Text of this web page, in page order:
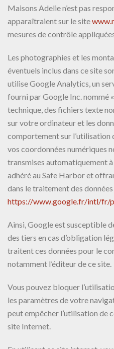
Maisons Adelie n’est pas
apparaîtraient sur le site
mesures de contrôle
Les photographies et les
éventuels inclus dans ce site
utilise Google Analytics, un
fourni par Google Inc. nommé
technique, des fichiers texte
sur votre ordinateur et les
comportement sur l’utilisation
vos coordonnées numériques
transmises automatiquement
adhéré au Safe Harbor et
dans le traitement des
https://www.google.fr/intl/fr/
Ainsi, Google est susceptible
des tiers en cas d’obligation
traitent ces données pour le
notamment l’éditeur de ce site.
Vous pouvez bloquer
les paramètres de votre
peut empêcher l’utilisation de
site Internet.